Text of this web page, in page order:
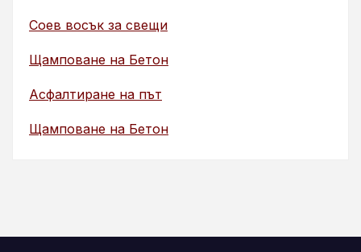
Соев восък за свещи
Щамповане на Бетон
Асфалтиране на път
Щамповане на Бетон